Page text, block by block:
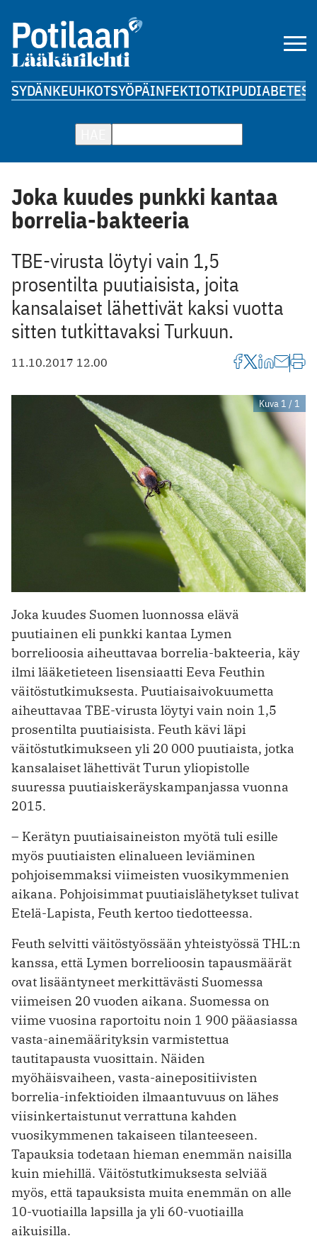
SYDÄNKEUHKOTSYÖPÄINFEKTIOTKIPUDIABETES
Joka kuudes punkki kantaa
borrelia-bakteeria
TBE-virusta löytyi vain 1,5
prosentilta puutiaisista, joita
kansalaiset lähettivät kaksi vuotta
sitten tutkittavaksi Turkuun.
11.10.2017 12.00
Kuva 1 / 1
Joka kuudes Suomen luonnossa elävä
puutiainen eli punkki kantaa Lymen
borrelioosia aiheuttavaa borrelia-bakteeria, käy
ilmi lääketieteen lisensiaatti Eeva Feuthin
väitöstutkimuksesta. Puutiaisaivokuumetta
aiheuttavaa TBE-virusta löytyi vain noin 1,5
prosentilta puutiaisista. Feuth kävi läpi
väitöstutkimukseen yli 20 000 puutiaista, jotka
kansalaiset lähettivät Turun yliopistolle
suuressa puutiaiskeräyskampanjassa vuonna
2015.
– Kerätyn puutiaisaineiston myötä tuli esille
myös puutiaisten elinalueen leviäminen
pohjoisemmaksi viimeisten vuosikymmenien
aikana. Pohjoisimmat puutiaislähetykset tulivat
Etelä-Lapista, Feuth kertoo tiedotteessa.
Feuth selvitti väitöstyössään yhteistyössä THL:n
kanssa, että Lymen borrelioosin tapausmäärät
ovat lisääntyneet merkittävästi Suomessa
viimeisen 20 vuoden aikana. Suomessa on
viime vuosina raportoitu noin 1 900 pääasiassa
vasta-ainemäärityksin varmistettua
tautitapausta vuosittain. Näiden
myöhäisvaiheen, vasta-ainepositiivisten
borrelia-infektioiden ilmaantuvuus on lähes
viisinkertaistunut verrattuna kahden
vuosikymmenen takaiseen tilanteeseen.
Tapauksia todetaan hieman enemmän naisilla
kuin miehillä. Väitöstutkimuksesta selviää
myös, että tapauksista muita enemmän on alle
10-vuotiailla lapsilla ja yli 60-vuotiailla
aikuisilla.